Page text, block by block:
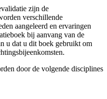
zijn de
verschillende
aangeleerd en ervaringen
bij aanvang van de
u dat u dit boek gebruikt om
door de volgende disciplines